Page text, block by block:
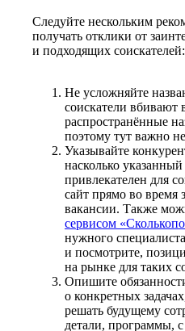
Следуйте нескольким
получать отклики от
и подходящих соискателей:
Не усложняйте
соискатели вбивают
распространённые
поэтому тут важно
Указывайте
насколько
привлекателен для
сайт прямо во время
вакансии. Также
сервисом
нужного
и посмотрите,
на рынке для таких
Опишите
о конкретных
решать будущему
детали, программы,